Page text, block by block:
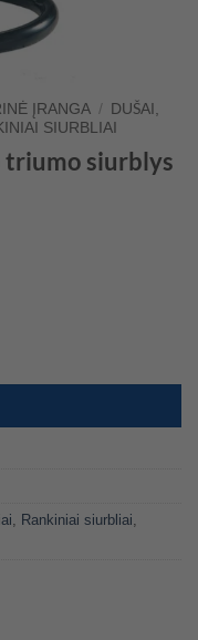
ĮRANGA / DUŠAI,
SIURBLIAI
triumo siurblys
triumo siurblys
, Rankiniai siurbliai,